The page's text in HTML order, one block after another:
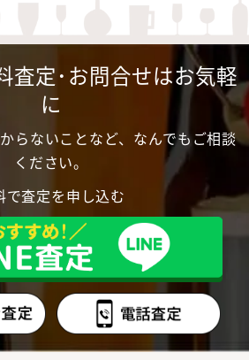
査定･お問合せはお気軽
に
らないことなど、なんでもご相談
ください。
で査定を申し込む